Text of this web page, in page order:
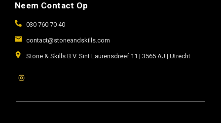
Neem Contact Op
030 760 70 40
contact@stoneandskills.com
Stone & Skills B.V. Sint Laurensdreef 11 | 3565 AJ | Utrecht